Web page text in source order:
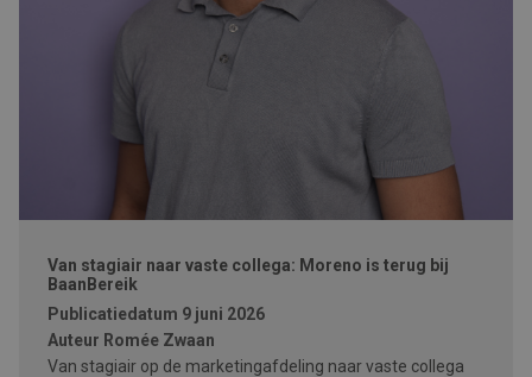
Van stagiair naar vaste collega: Moreno is terug bij
BaanBereik
Publicatiedatum 9 juni 2026
Auteur Romée Zwaan
Van stagiair op de marketingafdeling naar vaste collega